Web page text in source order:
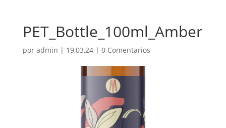
PET_Bottle_100ml_Amber
por admin | 19,03,24| 0 Comentarios